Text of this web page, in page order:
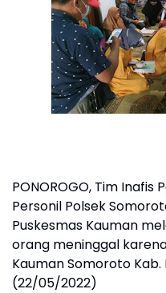
PONOROGO, Tim
Personil Polsek
Puskesmas Kauman
orang meninggal
Kauman Somoroto Kab.
(22/05/2022)